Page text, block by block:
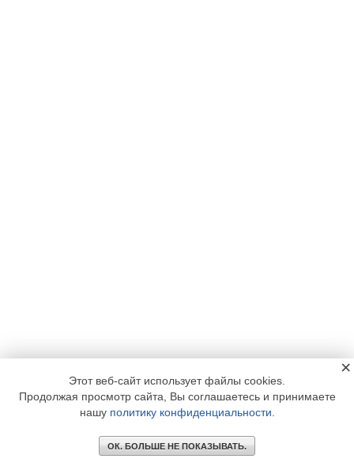
Этот веб-сайт использует файлы cookies.
Продолжая просмотр сайта, Вы соглашаетесь и принимаете
нашу политику конфиденциальности
ОК. БОЛЬШЕ НЕ ПОКАЗЫВАТЬ.
×